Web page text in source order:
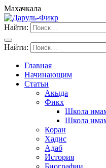
Махачкала
Найти:
Найти:
Главная
Начинающим
Статьи
Акыда
Фикх
Школа
Школа
Коран
Хадис
Адаб
История
Биографии